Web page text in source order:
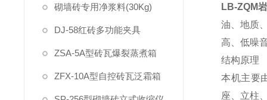
砌墙砖专用净浆料(30Kg)
DJ-58红砖多功能夹具
ZSA-5A型砖瓦爆裂蒸煮箱
ZFX-10A型自控砖瓦泛霜箱
LB-ZQM
油、地质
高、低噪
结构原理
本机主要
座、立柱